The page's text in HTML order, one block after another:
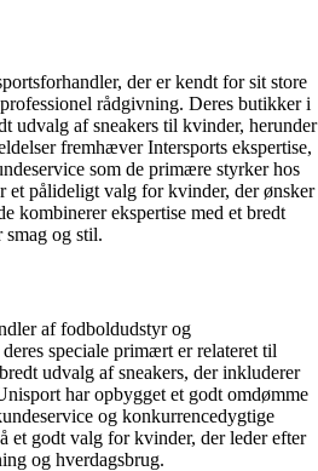
der er kendt for sit store
rådgivning. Deres butikker i
udvalg af sneakers til kvinder, herunder
fremhæver Intersports ekspertise,
som de primære styrker hos
et pålideligt valg for kvinder, der ønsker
kombinerer ekspertise med et bredt
og stil.
af fodboldudstyr og
speciale primært er relateret til
udvalg af sneakers, der inkluderer
har opbygget et godt omdømme
og konkurrencedygtige
et godt valg for kvinder, der leder efter
og hverdagsbrug.